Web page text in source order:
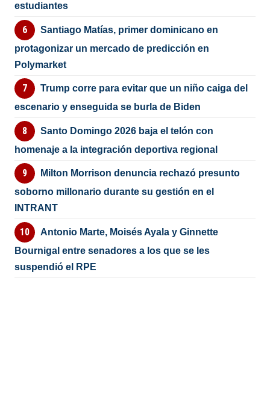
estudiantes
Santiago Matías, primer dominicano en
protagonizar un mercado de predicción en
Polymarket
Trump corre para evitar que un niño caiga del
escenario y enseguida se burla de Biden
Santo Domingo 2026 baja el telón con
homenaje a la integración deportiva regional
Milton Morrison denuncia rechazó presunto
soborno millonario durante su gestión en el
INTRANT
Antonio Marte, Moisés Ayala y Ginnette
Bournigal entre senadores a los que se les
suspendió el RPE